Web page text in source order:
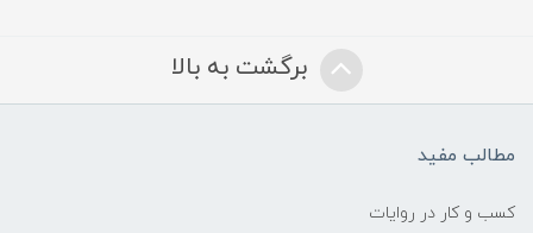
برگشت به بالا
مطالب مفید
کسب و کار در روایات